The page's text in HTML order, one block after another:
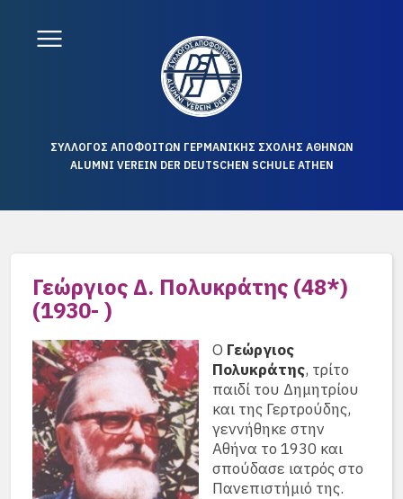
ΣΥΛΛΟΓΟΣ ΑΠΟΦΟΙΤΩΝ ΓΕΡΜΑΝΙΚΗΣ ΣΧΟΛΗΣ ΑΘΗΝΩΝ
ALUMNI VEREIN DER DEUTSCHEN SCHULE ATHEN
Γεώργιος Δ. Πολυκράτης (48*)
(1930- )
Ο Γεώργιος
Πολυκράτης, τρίτο
παιδί του Δημητρίου
και της Γερτρούδης,
γεννήθηκε στην
Αθήνα το 1930 και
σπούδασε ιατρός στο
Πανεπιστήμιό της.